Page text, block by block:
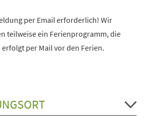
per Email erforderlich! Wir
teilweise ein Ferienprogramm, die
per Mail vor den Ferien.